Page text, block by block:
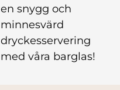
en snygg och
minnesvärd
dryckesservering
med våra barglas!